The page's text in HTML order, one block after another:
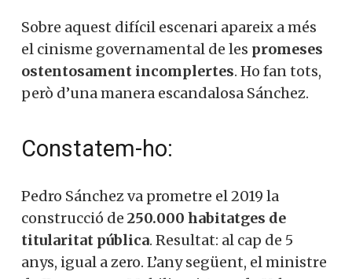
Sobre aquest difícil escenari apareix a més
el cinisme governamental de les promeses
ostentosament incomplertes. Ho fan tots,
però d’una manera escandalosa Sánchez.
Constatem-ho:
Pedro Sánchez va prometre el 2019 la
construcció de 250.000 habitatges de
titularitat pública. Resultat: al cap de 5
anys, igual a zero. L’any següent, el ministre